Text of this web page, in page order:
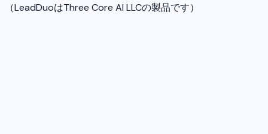
（LeadDuoはThree Core AI LLCの製品です）